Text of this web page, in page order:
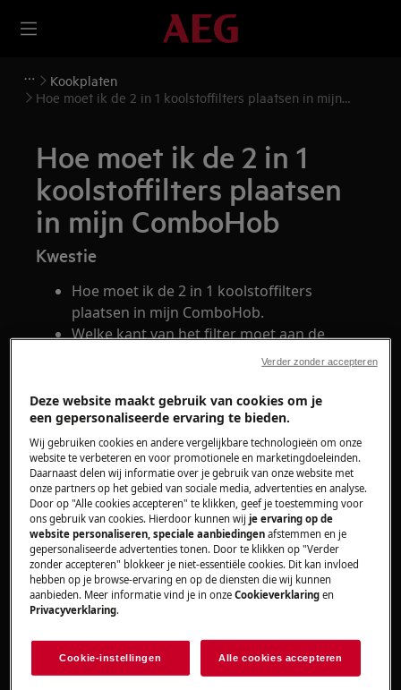
Kookplaten
Hoe moet ik de 2 in 1 koolstoffilters plaatsen in mijn
Hoe moet ik de 2 in 1
koolstoffilters plaatsen
in mijn ComboHob
Kwestie
Hoe moet ik de 2 in 1 koolstoffilters
plaatsen in mijn ComboHob.
Welke kant van het filter moet aan de
binnenzijde van de houder in mijn
zijde.
Welke kant van het filter moet aan de
buitenzijde van de houder in mijn
ComboHob, de zilveren zijde of de zwarte
zijde.
Heeft betrekking op
ComboHob met 2 in 1 koolstoffilter.
Oplossing
De filters van de ComboHob zijn uitgerust
met een 2 in 1 koolstoffilter. Deze filters
Deze website maakt gebruik van cookies om je
een gepersonaliseerde ervaring te bieden.
Wij gebruiken cookies en andere vergelijkbare technologieën om onze
website te verbeteren en voor promotionele en marketingdoeleinden.
Daarnaast delen wij informatie over je gebruik van onze website met
onze partners op het gebied van sociale media, advertenties en analyse.
Door op "Alle cookies accepteren" te klikken, geef je toestemming voor
ons gebruik van cookies. Hierdoor kunnen wijje ervaring op de
website personaliseren, speciale aanbiedingen afstemmen en je
gepersonaliseerde advertenties tonen. Door te klikken op "Verder
zonder accepteren" blokkeer je niet-essentiële cookies. Dit kan invloed
hebben op je browse-ervaring en op de diensten die wij kunnen
aanbieden. Meer informatie vind je in onzeCookieverklaring en
Privacyverklaring.
Cookie-instellingen Alle cookies accepteren
Verder zonder accepteren